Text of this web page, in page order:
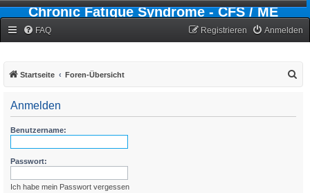
Chronic Fatigue Syndrome - CFS / ME
FAQ Anmelden
Registrieren
Startseite Foren-Übersicht
Anmelden
Benutzername:
Passwort:
Ich habe mein Passwort vergessen